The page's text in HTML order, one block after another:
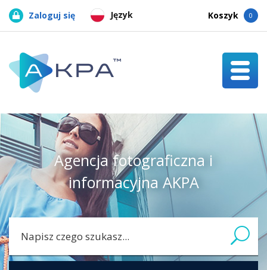
Język
Zaloguj się Koszyk 0
Agencja fotograficzna i
informacyjna AKPA